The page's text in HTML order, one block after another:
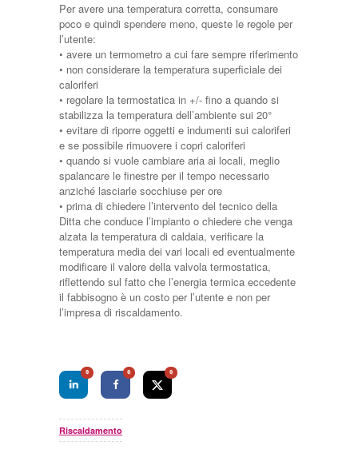
Per avere una temperatura corretta, consumare
poco e quindi spendere meno, queste le regole per
l’utente:
• avere un termometro a cui fare sempre riferimento
• non considerare la temperatura superficiale dei
caloriferi
• regolare la termostatica in +/- fino a quando si
stabilizza la temperatura dell’ambiente sui 20°
• evitare di riporre oggetti e indumenti sui caloriferi
e se possibile rimuovere i copri caloriferi
• quando si vuole cambiare aria ai locali, meglio
spalancare le finestre per il tempo necessario
anziché lasciarle socchiuse per ore
• prima di chiedere l’intervento del tecnico della
Ditta che conduce l’impianto o chiedere che venga
alzata la temperatura di caldaia, verificare la
temperatura media dei vari locali ed eventualmente
modificare il valore della valvola termostatica,
riflettendo sul fatto che l’energia termica eccedente
il fabbisogno è un costo per l’utente e non per
l’impresa di riscaldamento.
0 0 0
Riscaldamento